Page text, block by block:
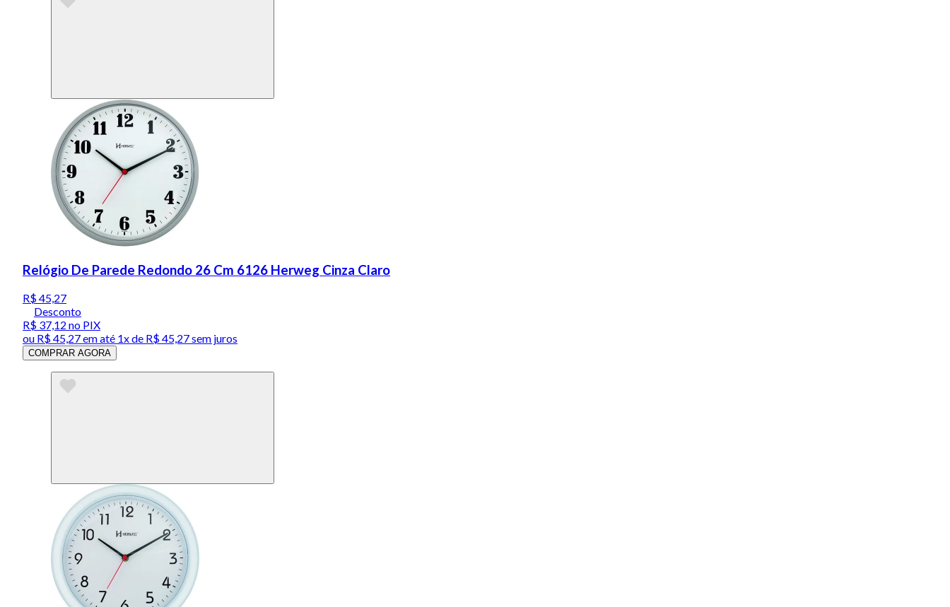
Relógio De Parede Redondo 26 Cm 6126 Herweg Cinza Claro
R$ 45,27
Desconto
R$ 37,12 no PIX
ou R$ 45,27em até 1x de R$ 45,27sem juros
COMPRAR AGORA